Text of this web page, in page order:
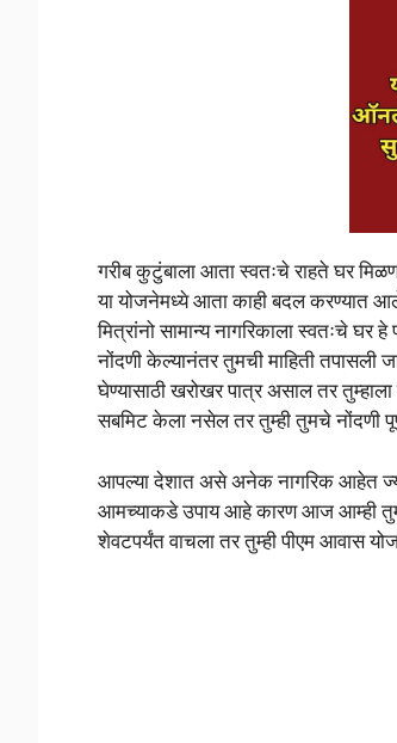
गरीब कुटुंबाला आता स्वतःचे राहते घर
या योजनेमध्ये आता काही बदल करण्यात
मित्रांनो सामान्य नागरिकाला स्वतःचे
नोंदणी केल्यानंतर तुमची माहिती
घेण्यासाठी खरोखर पात्र असाल तर
सबमिट केला नसेल तर तुम्ही तुमचे नोंदणी
आपल्या देशात असे अनेक नागरिक आहेत
आमच्याकडे उपाय आहे कारण आज आम्ही
शेवटपर्यंत वाचला तर तुम्ही पीएम आवास